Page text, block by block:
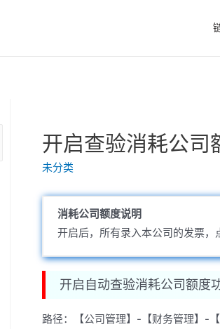
开启查验消耗公司
未分类
消耗公司额度说明
开启后，所有录入本公司的发票，
开启自动查验消耗公司额度
路径：【公司管理】-【财务管理】-【